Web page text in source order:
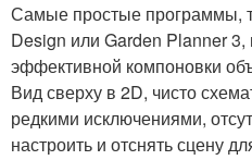
Самые простые программы,
Design или Garden Planner
эффективной компоновки
Вид сверху в 2D, чисто
редкими исключениями,
настроить и отснять сцену